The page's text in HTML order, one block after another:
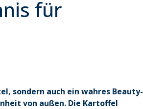
für
sondern auch ein wahres Beauty-
von außen. Die Kartoffel